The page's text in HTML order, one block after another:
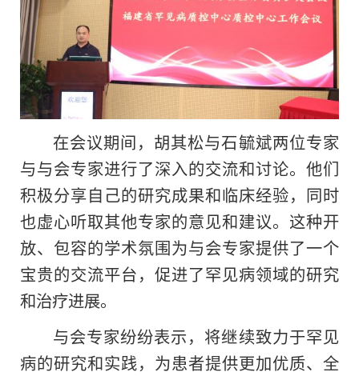
在会议期间，胡其松与石毓斌两位专家
与与会专家进行了深入的交流和讨论。他们
积极分享自己的研究成果和临床经验，同时
也虚心听取其他专家的意见和建议。这种开
放、包容的学术氛围为与会专家提供了一个
宝贵的交流平台，促进了罕见病领域的研究
和治疗进展。
与会专家纷纷表示，将继续致力于罕见
病的研究和实践，为患者提供更加优质、全